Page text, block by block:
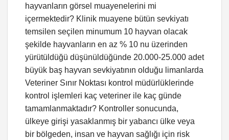
hayvanların görsel muayenelerini mi
içermektedir? Klinik muayene bütün sevkiyatı
temsilen seçilen minumum 10 hayvan olacak
şekilde hayvanların en az % 10 nu üzerinden
yürütüldüğü düşünüldüğünde 20.000-25.000 adet
büyük baş hayvan sevkiyatının olduğu limanlarda
Veteriner Sınır Noktası kontrol müdürlüklerinde
kontrol işlemleri kaç veteriner ile kaç günde
tamamlanmaktadır? Kontroller sonucunda,
ülkeye girişi yasaklanmış bir yabancı ülke veya
bir bölgeden, insan ve hayvan sağlığı için risk